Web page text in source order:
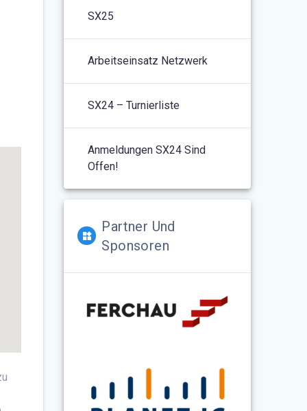
SX25
Arbeitseinsatz Netzwerk
SX24 – Turnierliste
Anmeldungen SX24 Sind
Offen!
Partner Und
Sponsoren